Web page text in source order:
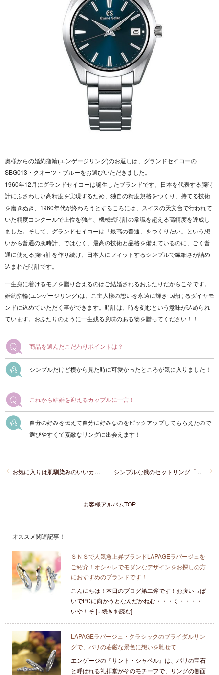
奥様からの婚約指輪(エンゲージリング)のお返しは、グランドセイコーの
SBG013・クオーツ・ブルーをお選びいただきました。
1960年12月にグランドセイコーは誕生したブランドです。日本を代表する腕時
計にふさわしい高精度を実現するため、独自の精度規格をつくり、持てる技術
を磨きぬき、1960年代が終わろうとするころには、スイスの天文台で行われて
いた精度コンクールで上位を独占、機械式時計の常識を超える高精度を達成し
ました。そして、グランドセイコーは「最高の普通、をつくりたい」という想
いから普通の腕時計、ではなく、最高の技術と品格を備えているのに、ごく普
通に使える腕時計を作り続け、日本人にフィットするシンプルで繊細さが詰め
込まれた時計です。
一生身に着けるモノを贈り合えるのはご結婚されるおふたりだからこそです。
婚約指輪(エンゲージリング)は、ご主人様の想いを永遠に輝きつ続けるダイヤモ
ンドに込めていただく事ができます。時計は、時を刻むという意味が込められ
ています。おふたりのように一生残る意味のある物を贈ってください！！
商品を選んだこだわりポイントは？
シンプルだけど横から見た時に可愛かったところが気に入りました！
これから結婚を迎えるカップルに一言！
自分の好みを伝えて自分に好みなのをピックアップしてもらえたので
選びやすくて素敵なリングに出会えます！
シンプルな俄のセットリング「ことのは」
お気に入りは肌馴染みのいいカラー「CHRISTIANBAUER」
お客様アルバムTOP
オススメ関連記事！
ＳＮＳで人気急上昇ブランドLAPAGEラパージュを
ご紹介！オシャレでモダンなデザインをお探しの方
におすすめのブランドです！
こんにちは！本日のブログ第二弾です！お腹いっぱ
いでPCに向かうとなんだかねむ・・・く・・・・
いや！そ [...続きを読む]
LAPAGEラパージュ・クラシックのブライダルリン
グで、パリの荘厳な景色に想いを馳せて
エンゲージの『サント・シャペル』は、パリの宝石
と呼ばれる礼拝堂がそのモチーフで、リングの側面